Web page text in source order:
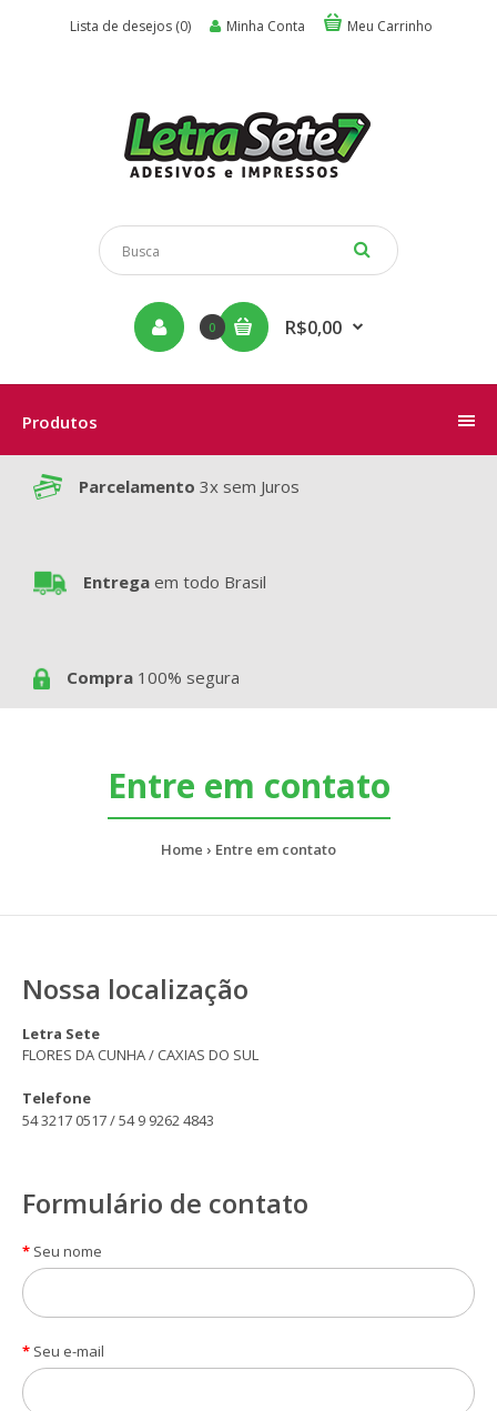
Lista de desejos (0) Minha Conta Meu Carrinho
0 R$0,00
Produtos
Parcelamento 3x sem Juros
Entrega em todo Brasil
Compra 100% segura
Entre em contato
Home Entre em contato
Nossa localização
Letra Sete
FLORES DA CUNHA / CAXIAS DO SUL
Telefone
54 3217 0517 / 54 9 9262 4843
Formulário de contato
Seu nome
Seu e-mail